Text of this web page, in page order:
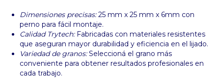
Dimensiones precisas:25 mm x 25 mm x 6mm con
perno para fácil montaje.
Calidad Trytech:Fabricadas con materiales resistentes
que aseguran mayor durabilidad y eficiencia en el lijado.
Variedad de granos:Seleccioná el grano más
conveniente para obtener resultados profesionales en
cada trabajo.